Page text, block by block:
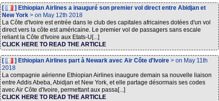
[
] Ethiopian Airlines a inauguré son premier vol direct entre Abidjan et
New York > on May 12th 2018
La Côte d'Ivoire est entrée dans le club des capitales africaines dotées d'un vol
direct vers la côte est américaine. Le premier vol de passagers sans escale
reliant la Côte d'Ivoire aux Etats-U[...]
CLICK HERE TO READ THE ARTICLE
[ ] Ethiopian Airlines part à Newark avec Air Côte d'Ivoire > on May 11th
2018
La compagnie aérienne Ethiopian Airlines inaugure demain sa nouvelle liaison
entre Addis Abeba, Abidjan et New York, et elle partage désormais ses codes
avec Air Côte d'Ivoire, permettant aux passa[...]
CLICK HERE TO READ THE ARTICLE